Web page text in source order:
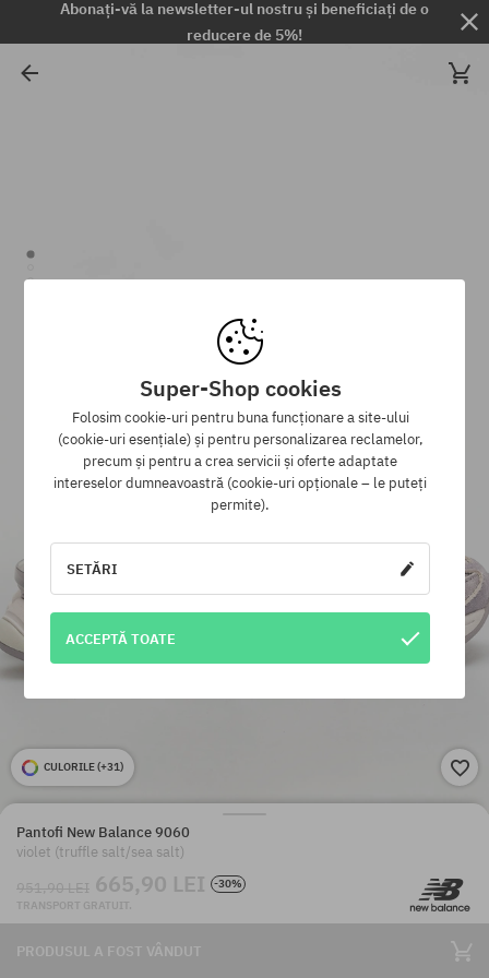
Abonați-vă la newsletter-ul nostru și beneficiați de o
reducere de 5%!
CULORILE (+31)
Pantofi New Balance 9060
violet (truffle salt/sea salt)
951,90 LEI 665,90 LEI
-30%
TRANSPORT GRATUIT.
PRODUSUL A FOST VÂNDUT
Super-Shop cookies
Folosim cookie-uri pentru buna funcționare a site-ului
(cookie-uri esențiale) și pentru personalizarea reclamelor,
precum și pentru a crea servicii și oferte adaptate
intereselor dumneavoastră (cookie-uri opționale – le puteți
permite).
SETĂRI
ACCEPTĂ TOATE